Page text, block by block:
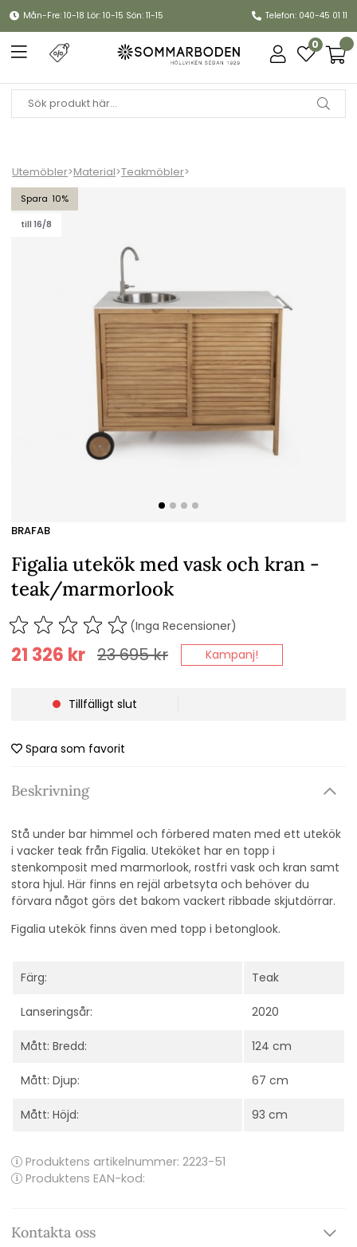
Mån-Fre: 10-18 Lör: 10-15 Sön: 11-15 Telefon: 040-45 01 11
0
Utemöbler>Material>Teakmöbler>
10
till 16/8
Figalia utekök med vask och kran - teak/marmorlook
BRAFAB
Figalia utekök med vask och kran -
teak/marmorlook
(Inga Recensioner)
23 695kr
21 326 kr Kampanj!
Tillfälligt slut
Spara som favorit
Beskrivning
Stå under bar himmel och förbered maten med ett utekök
i vacker teak från Figalia. Uteköket har en topp i
stenkomposit med marmorlook, rostfri vask och kran samt
stora hjul. Här finns en rejäl arbetsyta och behöver du
förvara något görs det bakom vackert ribbade skjutdörrar.
Figalia utekök finns även med topp i betonglook.
Färg: Teak
Lanseringsår: 2020
Mått: Bredd: 124 cm
Mått: Djup: 67 cm
Mått: Höjd: 93 cm
Produktens artikelnummer: 2223-51
Produktens EAN-kod:
Kontakta oss